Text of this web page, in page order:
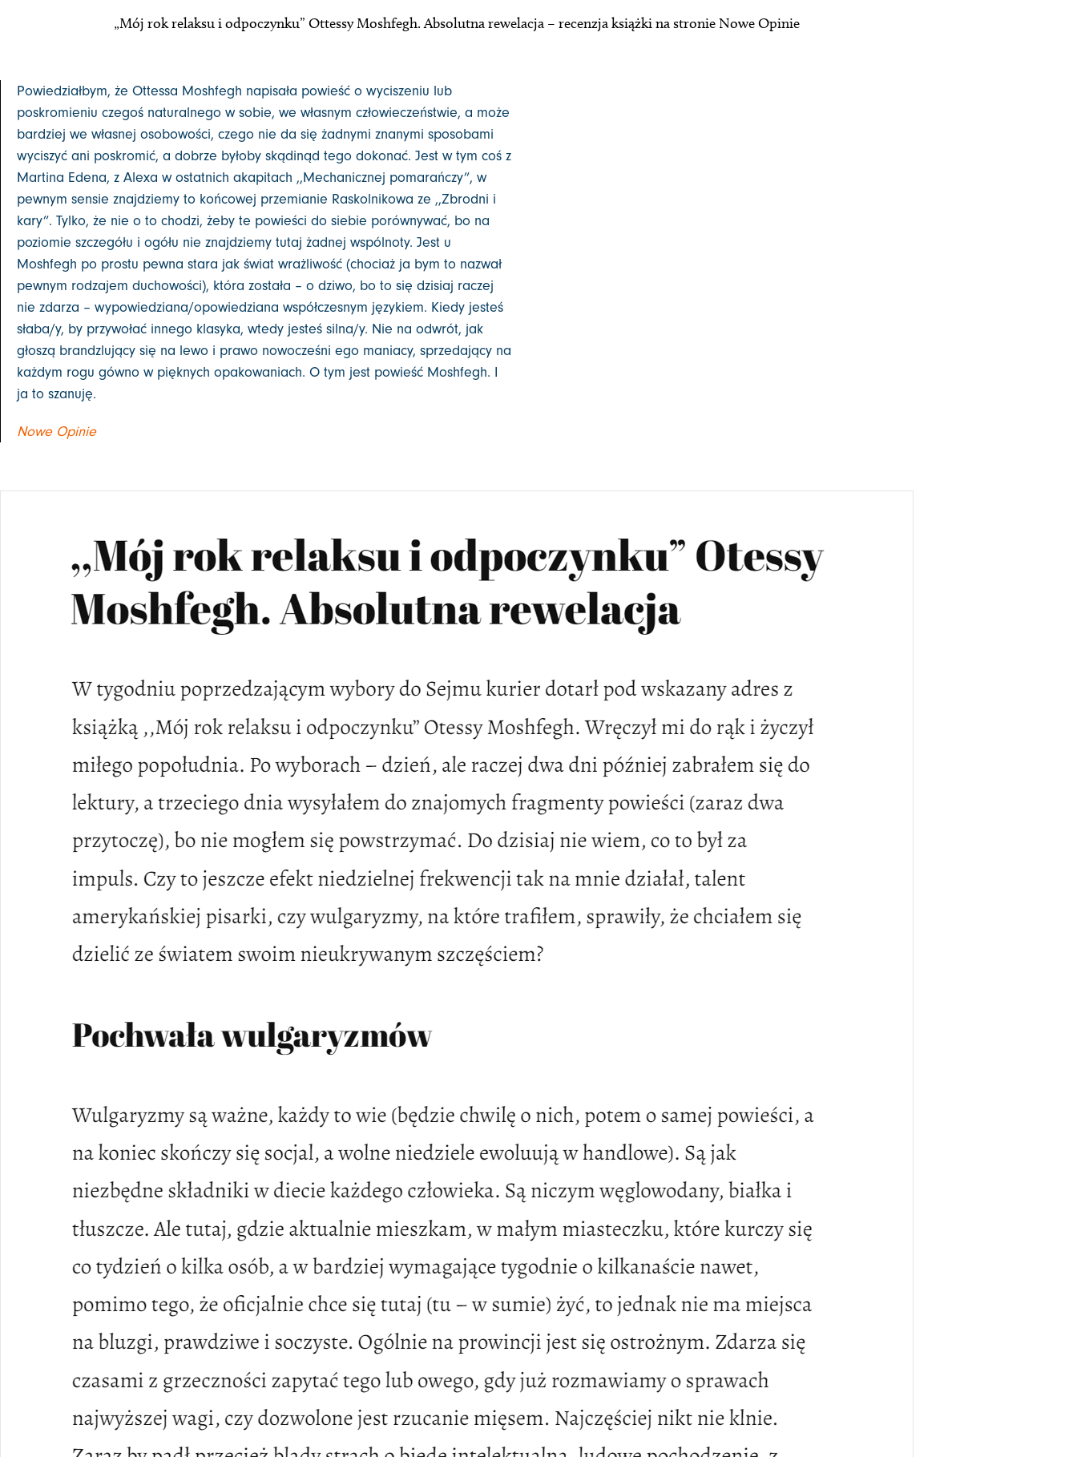
„Mój rok relaksu i odpoczynku” Ottessy Moshfegh. Absolutna rewelacja – recenzja książki na stronie Nowe Opinie
Powiedziałbym, że Ottessa Moshfegh napisała powieść o wyciszeniu lub
poskromieniu czegoś naturalnego w sobie, we własnym człowieczeństwie, a może
bardziej we własnej osobowości, czego nie da się żadnymi znanymi sposobami
wyciszyć ani poskromić, a dobrze byłoby skądinąd tego dokonać. Jest w tym coś z
Martina Edena, z Alexa w ostatnich akapitach ,,Mechanicznej pomarańczy”, w
pewnym sensie znajdziemy to końcowej przemianie Raskolnikowa ze ,,Zbrodni i
kary”. Tylko, że nie o to chodzi, żeby te powieści do siebie porównywać, bo na
poziomie szczegółu i ogółu nie znajdziemy tutaj żadnej wspólnoty. Jest u
Moshfegh po prostu pewna stara jak świat wrażliwość (chociaż ja bym to nazwał
pewnym rodzajem duchowości), która została – o dziwo, bo to się dzisiaj raczej
nie zdarza – wypowiedziana/opowiedziana współczesnym językiem. Kiedy jesteś
słaba/y, by przywołać innego klasyka, wtedy jesteś silna/y. Nie na odwrót, jak
głoszą brandzlujący się na lewo i prawo nowocześni ego maniacy, sprzedający na
każdym rogu gówno w pięknych opakowaniach. O tym jest powieść Moshfegh. I
ja to szanuję.
Nowe Opinie